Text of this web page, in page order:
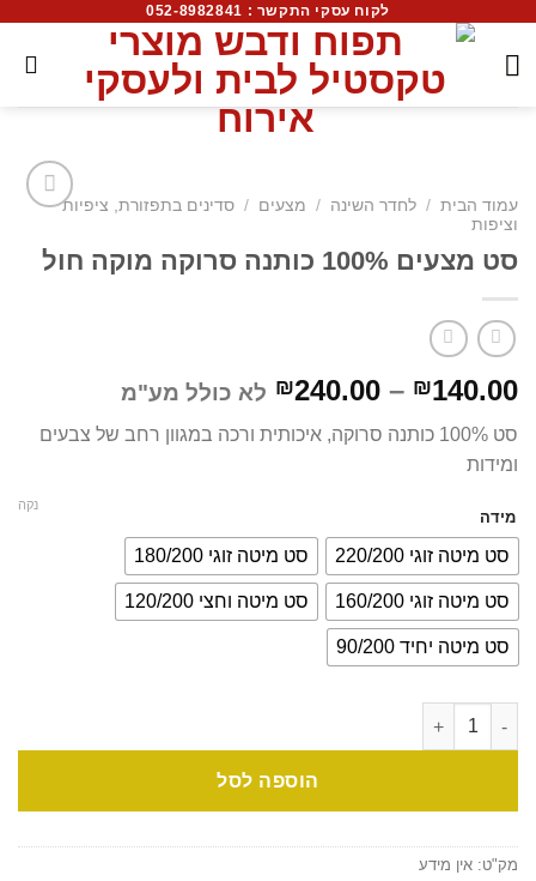
לקוח עסקי התקשר : 052-8982841
עמוד הבית / לחדר השינה / מצעים / סדינים בתפזורת, ציפיות
וציפות
סט מצעים 100% כותנה סרוקה מוקה חול
₪140.00
–
₪240.00 לא כולל מע"מ
סט 100% כותנה סרוקה, איכותית ורכה במגוון רחב של צבעים
ומידות
מידה
סט מיטה זוגי 220/200 סט מיטה זוגי 180/200
סט מיטה זוגי 160/200 סט מיטה וחצי 120/200
סט מיטה יחיד 90/200
נקה
הוספה לסל
מק"ט: אין מידע